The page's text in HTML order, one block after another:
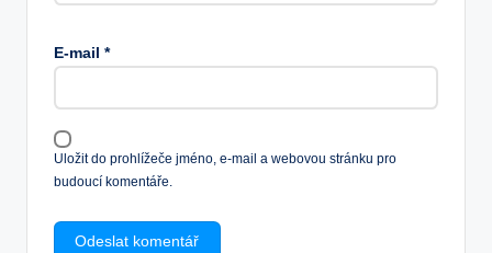
E-mail *
Uložit do prohlížeče jméno, e-mail a webovou stránku pro
budoucí komentáře.